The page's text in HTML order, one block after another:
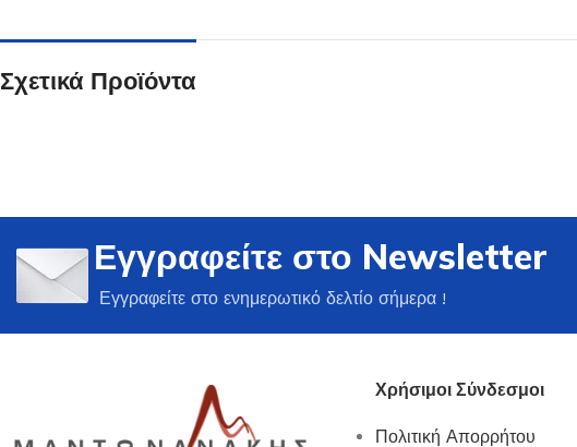
Σχετικά Προϊόντα
Εγγραφείτε στο Newsletter
Εγγραφείτε στο ενημερωτικό δελτίο σήμερα !
Χρήσιμοι Σύνδεσμοι
Πολιτική Απορρήτου